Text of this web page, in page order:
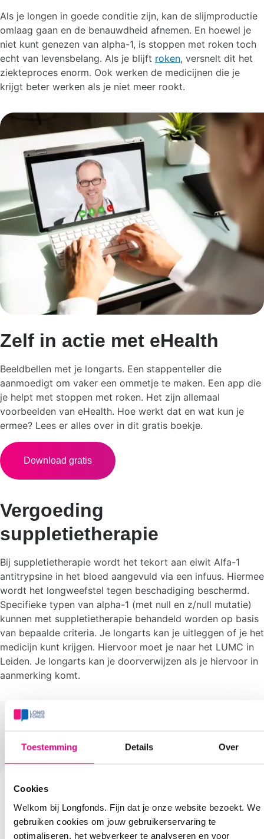
Toestemming Details Over
Cookies
Welkom bij Longfonds. Fijn dat je onze website bezoekt. We
gebruiken cookies om jouw gebruikerservaring te
optimaliseren, het webverkeer te analyseren en voor
Als je longen in goede conditie zijn, kan de slijmproductie
omlaag gaan en de benauwdheid afnemen. En hoewel je
niet kunt genezen van alpha-1, is stoppen met roken toch
echt van levensbelang. Als je blijft roken, versnelt dit het
ziekteproces enorm. Ook werken de medicijnen die je
krijgt beter werken als je niet meer rookt.
Zelf in actie met eHealth
Beeldbellen met je longarts. Een stappenteller die
aanmoedigt om vaker een ommetje te maken. Een app die
je helpt met stoppen met roken. Het zijn allemaal
voorbeelden van eHealth. Hoe werkt dat en wat kun je
ermee? Lees er alles over in dit gratis boekje.
Download gratis
Vergoeding
suppletietherapie
Bij suppletietherapie wordt het tekort aan eiwit Alfa-1
antitrypsine in het bloed aangevuld via een infuus. Hiermee
wordt het longweefstel tegen beschadiging beschermd.
Specifieke typen van alpha-1 (met null en z/null mutatie)
kunnen met suppletietherapie behandeld worden op basis
van bepaalde criteria. Je longarts kan je uitleggen of je het
medicijn kunt krijgen. Hiervoor moet je naar het LUMC in
Leiden. Je longarts kan je doorverwijzen als je hiervoor in
aanmerking komt.
Meer over alpha-1